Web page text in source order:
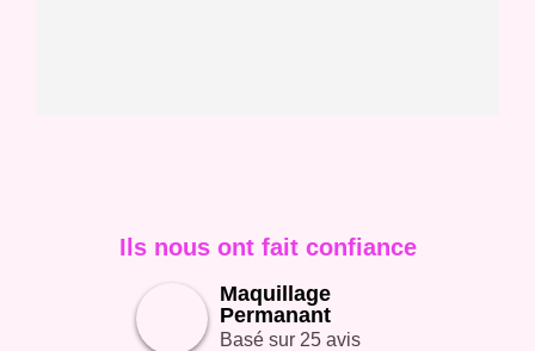
Ils nous ont fait confiance
Maquillage
Permanant
Basé sur 25 avis